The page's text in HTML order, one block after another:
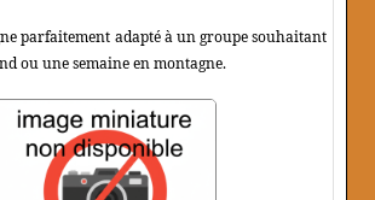
parfaitement adapté à un groupe souhaitant
ou une semaine en montagne.